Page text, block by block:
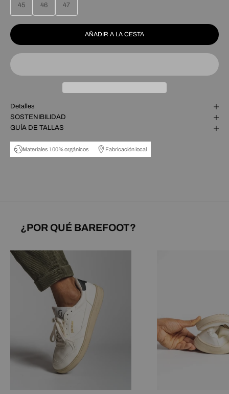
45 46 47
AÑADIR A LA CESTA
Detalles
SOSTENIBILIDAD
GUÍA DE TALLAS
Materiales 100% orgánicos Fabricación local
¿POR QUÉ BAREFOOT?